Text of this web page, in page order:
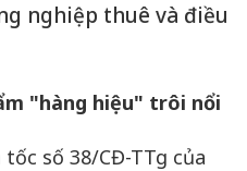
nghiệp thuê và điều
"hàng hiệu" trôi nổi
số 38/CĐ-TTg của